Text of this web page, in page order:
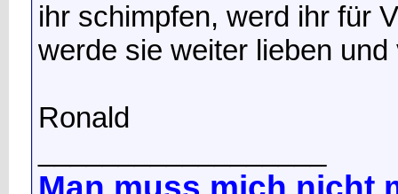
ihr schimpfen, werd ihr für
werde sie weiter lieben
Ronald